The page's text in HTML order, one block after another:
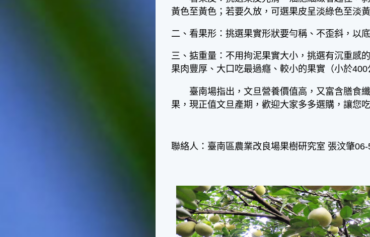
黃色至黃色；若要久放，可選果皮呈淡綠色至淡
二、看果形：挑選果實形狀要勻稱、不歪斜，以
三、掂重量：不用拘泥果實大小，挑選有沉重感
果肉豐厚、大口吃最過癮、較小的果實（小於
臺南場指出，文旦營養價值高，又富含膳食纖
果，現正值文旦產期，歡迎大家多多選購，讓您
聯絡人：臺南區農業改良場果樹研究室 張汶肇